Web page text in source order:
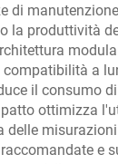
di
la produttività
a
il consumo
ottimizza
delle
e